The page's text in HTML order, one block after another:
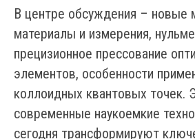
В центре обсуждения – новые
материалы и измерения,
прецизионное прессование
элементов, особенности
коллоидных квантовых точек.
современные наукоемкие
сегодня трансформируют